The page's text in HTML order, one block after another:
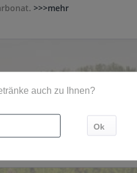
>>>mehr
Die Getränke werden
dem klassischen
von Brohler, wenn Sie